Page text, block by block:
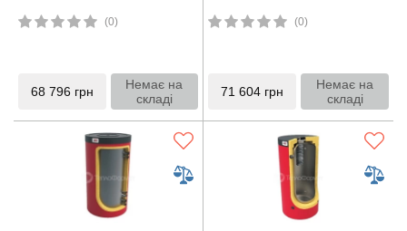
(0)
68 796 грн
Немає на
складі
(0)
71 604 грн
Немає на
складі